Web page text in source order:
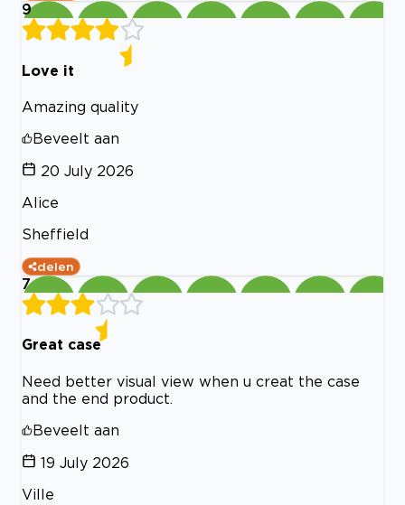
9
Love it
Amazing quality
Beveelt aan
20 July 2026
Alice
Sheffield
delen
7
Great case
Need better visual view when u creat the case
and the end product.
Beveelt aan
19 July 2026
Ville